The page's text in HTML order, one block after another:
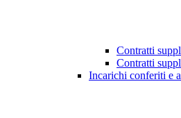
Contratti
Contratti
Incarichi conferiti e